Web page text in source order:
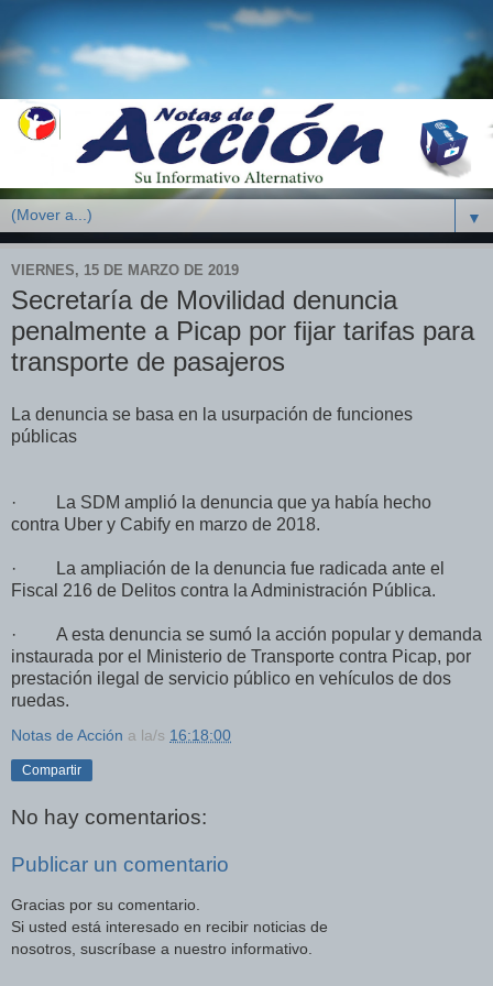
▼
VIERNES, 15 DE MARZO DE 2019
Secretaría de Movilidad denuncia
penalmente a Picap por fijar tarifas para
transporte de pasajeros
La denuncia se basa en la usurpación de funciones
públicas
· La SDM amplió la denuncia que ya había hecho
contra Uber y Cabify en marzo de 2018.
· La ampliación de la denuncia fue radicada ante el
Fiscal 216 de Delitos contra la Administración Pública.
· A esta denuncia se sumó la acción popular y demanda
instaurada por el Ministerio de Transporte contra Picap, por
prestación ilegal de servicio público en vehículos de dos
ruedas.
Notas de Acción a la/s 16:18:00
Compartir
No hay comentarios:
Publicar un comentario
Gracias por su comentario.
Si usted está interesado en recibir noticias de
nosotros, suscríbase a nuestro informativo.